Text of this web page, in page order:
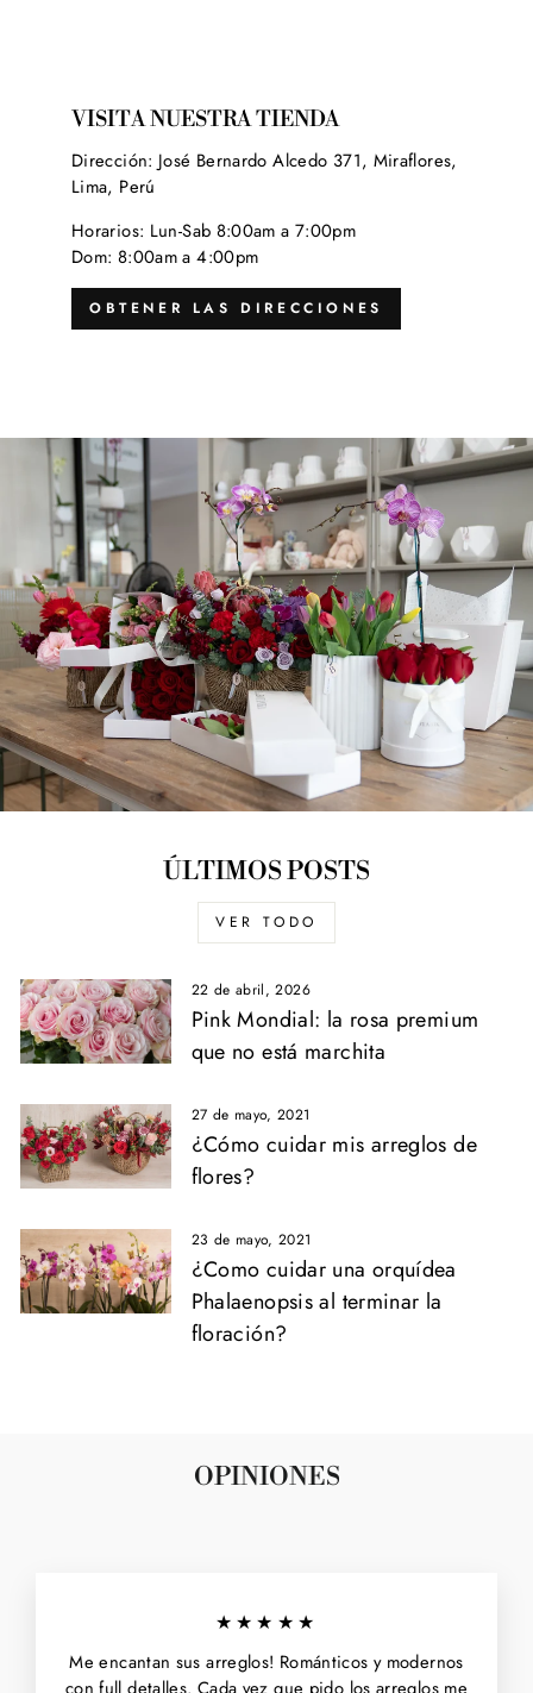
VISITA NUESTRA TIENDA
Dirección: José Bernardo Alcedo 371, Miraflores,
Lima, Perú
Horarios: Lun-Sab 8:00am a 7:00pm
Dom: 8:00am a 4:00pm
OBTENER LAS DIRECCIONES
ÚLTIMOS POSTS
VER TODO
22 de abril, 2026
Pink Mondial: la rosa premium
que no está marchita
27 de mayo, 2021
¿Cómo cuidar mis arreglos de
flores?
23 de mayo, 2021
¿Como cuidar una orquídea
Phalaenopsis al terminar la
floración?
OPINIONES
★★★★★
Me encantan sus arreglos! Románticos y modernos
con full detalles. Cada vez que pido los arreglos me